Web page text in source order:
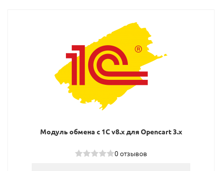
Модуль обмена с 1С v8.x для Opencart 3.x
0 отзывов